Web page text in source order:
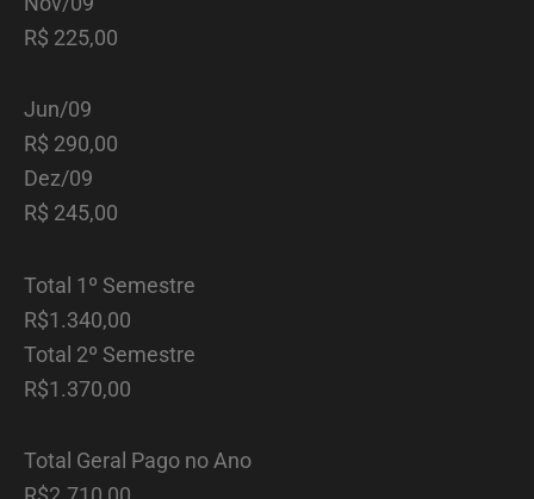
R$ 225,00
Jun/09
R$ 290,00
Dez/09
R$ 245,00
Total 1º Semestre
R$1.340,00
Total 2º Semestre
R$1.370,00
Total Geral Pago no Ano